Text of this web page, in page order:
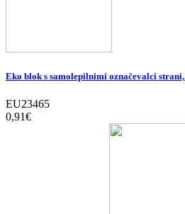
Eko blok s samolepilnimi označevalci
EU23465
0,91‎€